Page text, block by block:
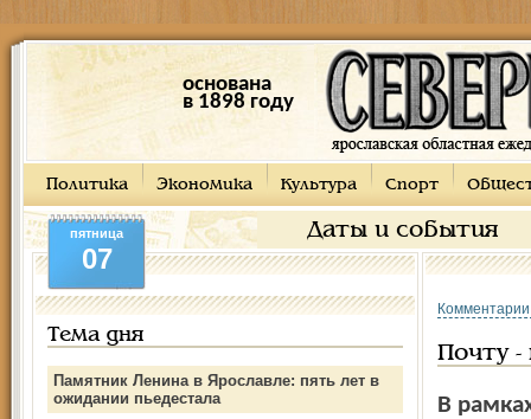
основана
в 1898 году
Политика Экономика Культура Спорт
Даты и события
пятница
07
Тема дня
Памятник Ленина в Ярославле: пять лет в
ожидании пьедестала
Почту -
В